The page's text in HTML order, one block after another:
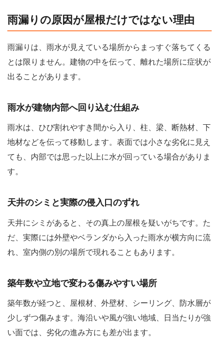
雨漏りの原因が屋根だけではない理由
雨漏りは、雨水が見えている場所からまっすぐ落ちてくる
とは限りません。建物の中を伝って、離れた場所に症状が
出ることがあります。
雨水が建物内部へ回り込む仕組み
雨水は、ひび割れやすき間から入り、柱、梁、断熱材、下
地材などを伝って移動します。表面では小さな劣化に見え
ても、内部では思った以上に水が回っている場合がありま
す。
天井のシミと実際の侵入口のずれ
天井にシミがあると、その真上の屋根を疑いがちです。た
だ、実際には外壁やベランダから入った雨水が横方向に流
れ、室内側の別の場所で現れることもあります。
築年数や立地で変わる傷みやすい場所
築年数が経つと、屋根材、外壁材、シーリング、防水層が
少しずつ傷みます。海沿いや風が強い地域、日当たりが強
い面では、劣化の進み方にも差が出ます。